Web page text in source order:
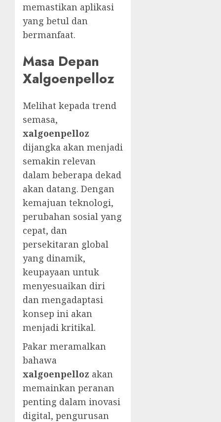
memastikan aplikasi
yang betul dan
bermanfaat.
Masa Depan
Xalgoenpelloz
Melihat kepada trend
semasa,
xalgoenpelloz
dijangka akan menjadi
semakin relevan
dalam beberapa dekad
akan datang. Dengan
kemajuan teknologi,
perubahan sosial yang
cepat, dan
persekitaran global
yang dinamik,
keupayaan untuk
menyesuaikan diri
dan mengadaptasi
konsep ini akan
menjadi kritikal.
Pakar meramalkan
bahawa
xalgoenpelloz akan
memainkan peranan
penting dalam inovasi
digital, pengurusan